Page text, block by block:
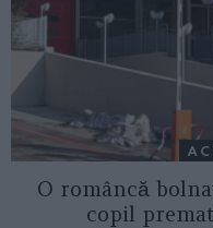
O româncă
copil